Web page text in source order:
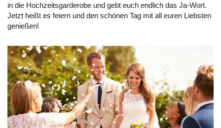
in die Hochzeitsgarderobe und gebt euch endlich das Ja-Wort.
Jetzt heißt es feiern und den schönen Tag mit all euren Liebsten
genießen!